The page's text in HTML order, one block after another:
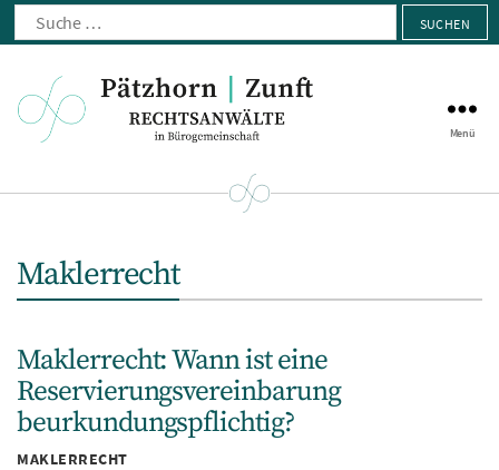
Suche
Zunft
Menü
Maklerrecht
Maklerrecht: Wann ist eine
Reservierungsvereinbarung
beurkundungspflichtig?
Kategorien
MAKLERRECHT